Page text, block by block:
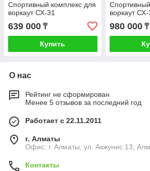
Спортивный комплекс для
воркаут СХ-31
639 000 ₸
Купить
воркаут СХ-
980 000₸
О нас
Рейтинг не сформирован
Менее 5 отзывов за последний год
Работает с 22.11.2011
г. Алматы
Офис: г. Алматы, ул. Акжунис 13,
Контакты